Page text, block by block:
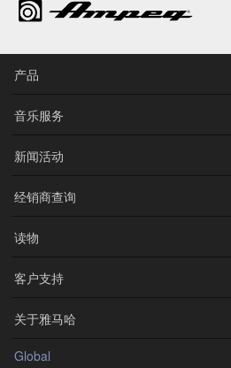
产品
音乐服务
新闻活动
经销商查询
读物
客户支持
关于雅马哈
Global